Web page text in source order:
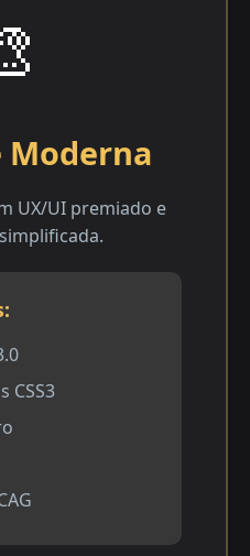
UX/UI premiado e
CSS3